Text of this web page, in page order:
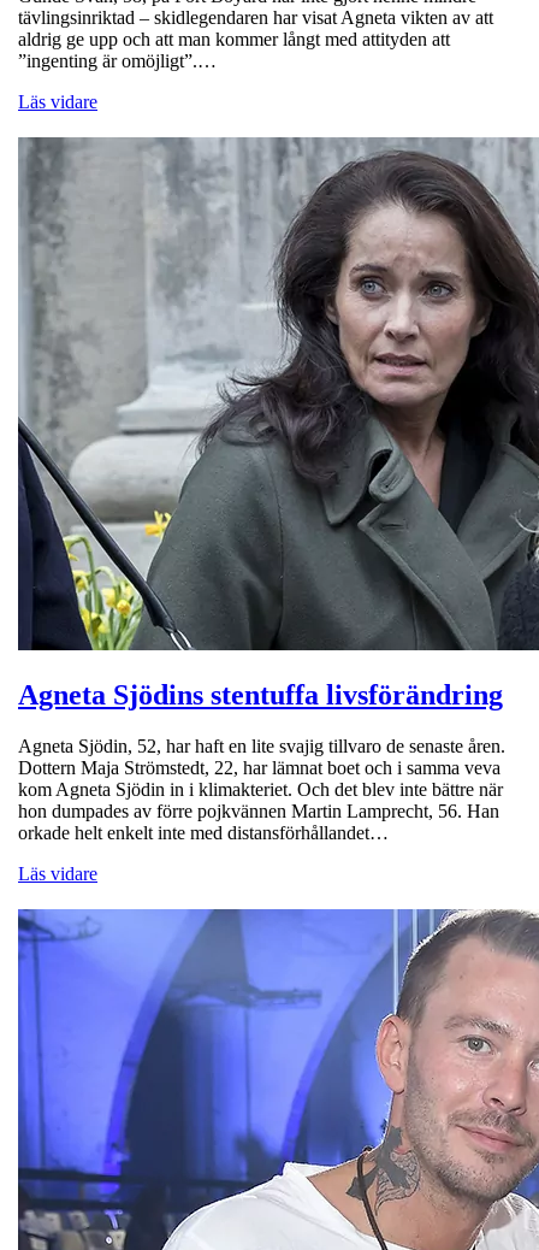
tävlingsinriktad – skidlegendaren har visat Agneta vikten av att
aldrig ge upp och att man kommer långt med attityden att
”ingenting är omöjligt”.…
Läs vidare
Agneta Sjödins stentuffa livsförändring
Agneta Sjödin, 52, har haft en lite svajig tillvaro de senaste åren.
Dottern Maja Strömstedt, 22, har lämnat boet och i samma veva
kom Agneta Sjödin in i klimakteriet. Och det blev inte bättre när
hon dumpades av förre pojkvännen Martin Lamprecht, 56. Han
orkade helt enkelt inte med distansförhållandet…
Läs vidare